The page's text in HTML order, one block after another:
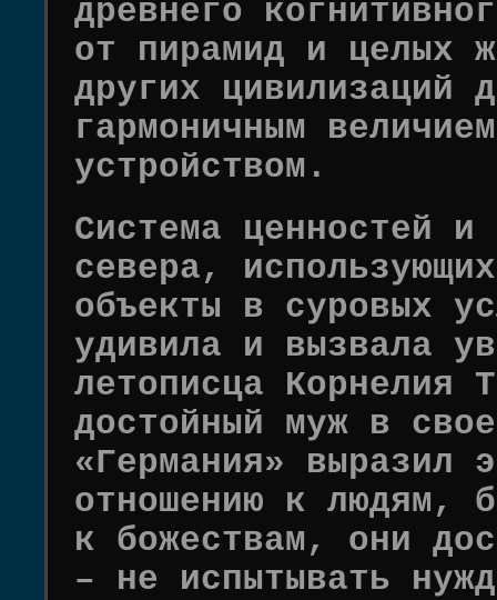
древнего
от пирамид и целых
других цивилизаций
гармоничным
устройством.
Система ценностей и
севера,
объекты в суровых
удивила и вызвала
летописца Корнелия
достойный муж в
«Германия» выразил
отношению к людям,
к божествам, они
– не испытывать